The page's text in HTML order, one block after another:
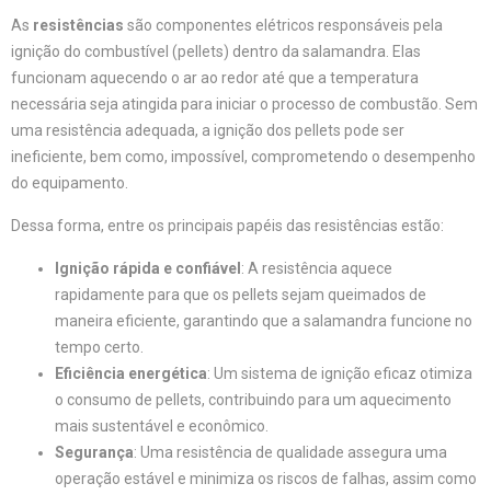
As resistências são componentes elétricos responsáveis pela
ignição do combustível (pellets) dentro da salamandra. Elas
funcionam aquecendo o ar ao redor até que a temperatura
necessária seja atingida para iniciar o processo de combustão. Sem
uma resistência adequada, a ignição dos pellets pode ser
ineficiente, bem como, impossível, comprometendo o desempenho
do equipamento.
Dessa forma, entre os principais papéis das resistências estão:
Ignição rápida e confiável : A resistência aquece
rapidamente para que os pellets sejam queimados de
maneira eficiente, garantindo que a salamandra funcione no
tempo certo.
Eficiência energética: Um sistema de ignição eficaz otimiza
o consumo de pellets, contribuindo para um aquecimento
mais sustentável e econômico.
Segurança: Uma resistência de qualidade assegura uma
operação estável e minimiza os riscos de falhas, assim como